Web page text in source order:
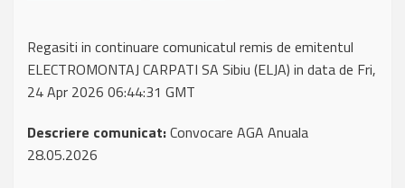
Regasiti in continuare comunicatul remis de emitentul
ELECTROMONTAJ CARPATI SA Sibiu (ELJA) in data de Fri,
24 Apr 2026 06:44:31 GMT
Descriere comunicat:Convocare AGA Anuala
28.05.2026